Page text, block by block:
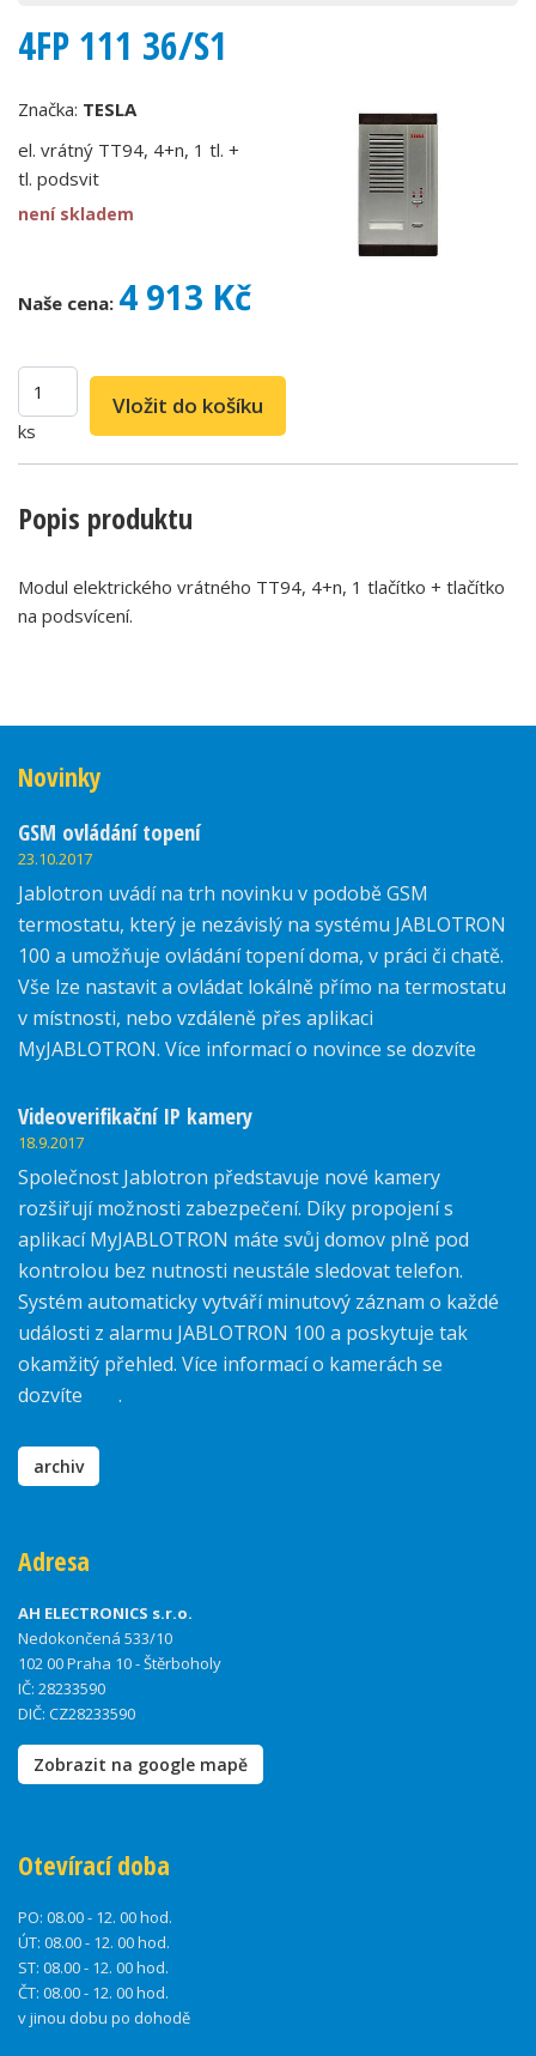
4FP 111 36/S1
Značka: TESLA
el. vrátný TT94, 4+n, 1 tl. +
tl. podsvit
není skladem
Naše cena: 4 913 Kč
ks
Popis produktu
Modul elektrického vrátného TT94, 4+n, 1 tlačítko + tlačítko
na podsvícení.
Novinky
GSM ovládání topení
23.10.2017
Jablotron uvádí na trh novinku v podobě GSM
termostatu, který je nezávislý na systému JABLOTRON
100 a umožňuje ovládání topení doma, v práci či chatě.
Vše lze nastavit a ovládat lokálně přímo na termostatu
v místnosti, nebo vzdáleně přes aplikaci
MyJABLOTRON. Více informací o novince se dozvíte
Videoverifikační IP kamery
18.9.2017
Společnost Jablotron představuje nové kamery
rozšiřují možnosti zabezpečení. Díky propojení s
aplikací MyJABLOTRON máte svůj domov plně pod
kontrolou bez nutnosti neustále sledovat telefon.
Systém automaticky vytváří minutový záznam o každé
události z alarmu JABLOTRON 100 a poskytuje tak
okamžitý přehled. Více informací o kamerách se
dozvíte
.
archiv
Adresa
AH ELECTRONICS s.r.o.
Nedokončená 533/10
102 00 Praha 10 - Štěrboholy
IČ: 28233590
DIČ: CZ28233590
Zobrazit na google mapě
Otevírací doba
PO: 08.00 - 12. 00 hod.
ÚT: 08.00 - 12. 00 hod.
ST: 08.00 - 12. 00 hod.
ČT: 08.00 - 12. 00 hod.
v jinou dobu po dohodě